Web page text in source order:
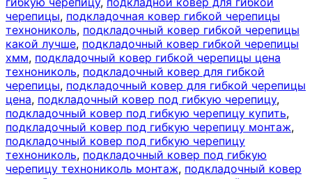
черепицы, подкладочная ковер гибкой черепицы
технониколь, подкладочный ковер гибкой черепицы
какой лучше, подкладочный ковер гибкой черепицы
хмм, подкладочный ковер гибкой черепицы цена
технониколь, подкладочный ковер для гибкой
черепицы, подкладочный ковер для гибкой черепицы
цена, подкладочный ковер под гибкую черепицу,
подкладочный ковер под гибкую черепицу купить,
подкладочный ковер под гибкую черепицу монтаж,
подкладочный ковер под гибкую черепицу
технониколь, подкладочный ковер под гибкую
черепицу технониколь монтаж, подкладочный ковер